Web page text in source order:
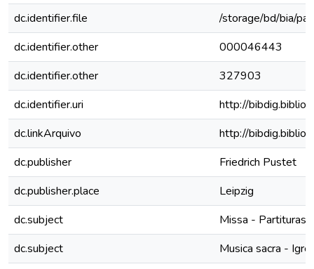
dc.identifier.file
/storage/bd/bia/
dc.identifier.other
000046443
dc.identifier.other
327903
dc.identifier.uri
http://
dc.linkArquivo
http://
dc.publisher
Friedrich Pustet
dc.publisher.place
Leipzig
dc.subject
Missa - Partituras
dc.subject
Musica sacra -